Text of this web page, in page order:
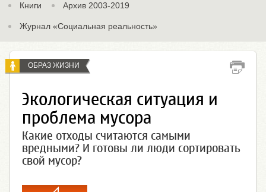
Книги Архив 2003-2019
Журнал «Социальная реальность»
ОБРАЗ ЖИЗНИ
Экологическая ситуация и
проблема мусора
Какие отходы считаются самыми
вредными? И готовы ли люди сортировать
свой мусор?